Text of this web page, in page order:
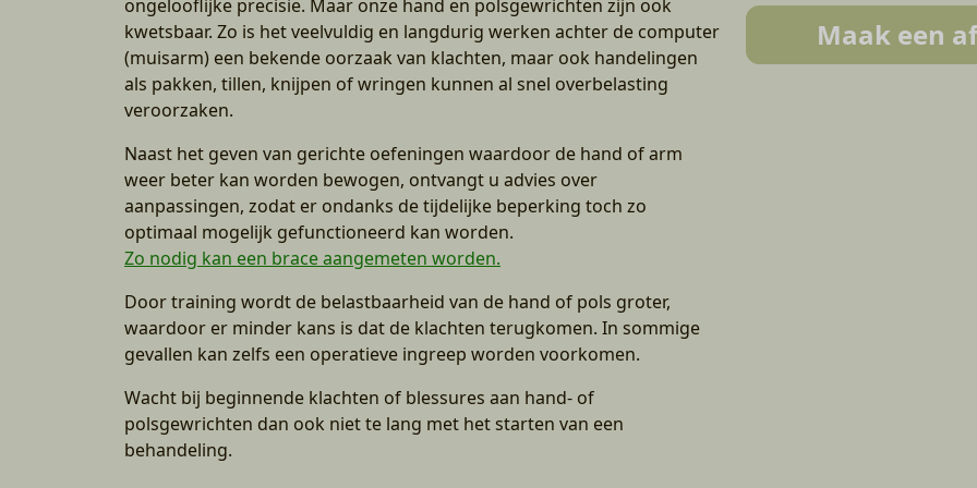
ongelooflijke precisie. Maar onze hand en polsgewrichten zijn ook
kwetsbaar. Zo is het veelvuldig en langdurig werken achter de computer
(muisarm) een bekende oorzaak van klachten, maar ook handelingen
als pakken, tillen, knijpen of wringen kunnen al snel overbelasting
veroorzaken.
Naast het geven van gerichte oefeningen waardoor de hand of arm
weer beter kan worden bewogen, ontvangt u advies over
aanpassingen, zodat er ondanks de tijdelijke beperking toch zo
optimaal mogelijk gefunctioneerd kan worden.
Zo nodig kan een brace aangemeten worden.
Door training wordt de belastbaarheid van de hand of pols groter,
waardoor er minder kans is dat de klachten terugkomen. In sommige
gevallen kan zelfs een operatieve ingreep worden voorkomen.
Wacht bij beginnende klachten of blessures aan hand- of
polsgewrichten dan ook niet te lang met het starten van een
behandeling.
Maak een